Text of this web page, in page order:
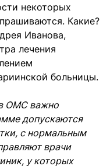
некоторых
Какие?
Иванова,
лечения
больницы.
в ОМС важно
допускаются
с нормальным
врачи
у которых